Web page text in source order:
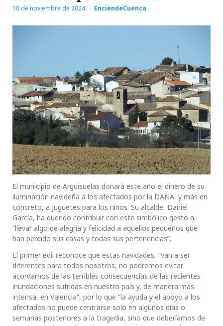
18 de noviembre de 2024 EnciendeCuenca
El municipio de Arguisuelas donará este año el dinero de su
iluminación navideña a los afectados por la DANA, y más en
concreto, a juguetes para los niños. Su alcalde, Daniel
García, ha querido contribuir con este simbólico gesto a
“llevar algo de alegría y felicidad a aquellos pequeños que
han perdido sus casas y todas sus pertenencias”.
El primer edil reconoce que estas navidades, “van a ser
diferentes para todos nosotros, no podremos evitar
acordarnos de las terribles consecuencias de las recientes
inundaciones sufridas en nuestro país y, de manera más
intensa, en Valencia”, por lo que “la ayuda y el apoyo a los
afectados no puede centrarse solo en algunos días o
semanas posteriores a la tragedia, sino que deberíamos de